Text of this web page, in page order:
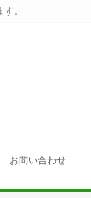
。
お問い合わせ